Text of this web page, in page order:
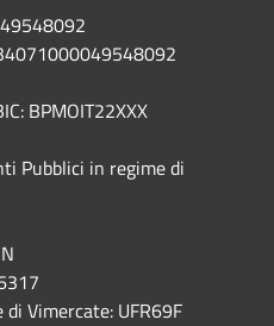
BPMOIT22XXX
Pubblici in regime di
Vimercate: UFR69F